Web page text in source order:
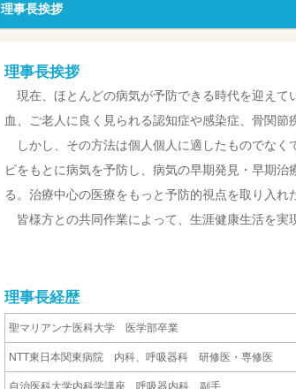
理事長挨拶
理事長挨拶
現在、ほとんどの病気が予防できる時代を迎えて
血、ご老人に良く見られる認知症や感染症、骨関節
しかし、その方法は個人個人に適したものでなく
ピをもとに病気を予防し、病気の早期発見・早期
る。治療中心の医療をもっと予防的視点を取り入れ
皆様方との共同作業によって、生涯健康生活を実
理事長経歴
聖マリアンナ医科大学 医学部卒業
NTT東日本関東病院 内科、呼吸器科 研修医・専修医
自治医科大学内科学講座 呼吸器内科 副手